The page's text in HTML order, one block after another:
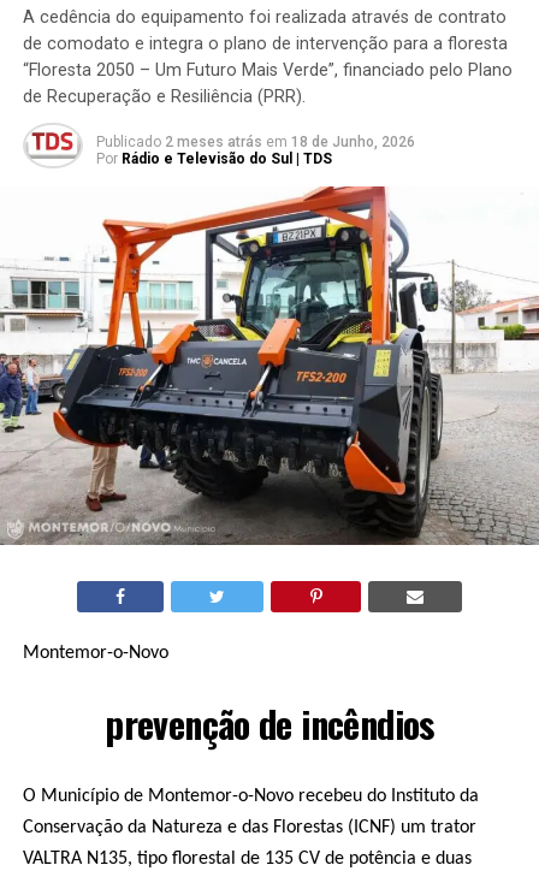
A cedência do equipamento foi realizada através de contrato
de comodato e integra o plano de intervenção para a floresta
“Floresta 2050 – Um Futuro Mais Verde”, financiado pelo Plano
de Recuperação e Resiliência (PRR).
Publicado 2 meses atrás em 18 de Junho, 2026
Por Rádio e Televisão do Sul | TDS
Montemor-o-Novo
prevenção de incêndios
O Município de Montemor-o-Novo recebeu do Instituto da
Conservação da Natureza e das Florestas (ICNF) um trator
VALTRA N135, tipo florestal de 135 CV de potência e duas